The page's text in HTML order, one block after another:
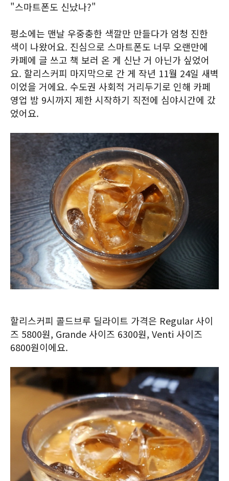
"스마트폰도 신났나?"
평소에는 맨날 우중충한 색깔만 만들다가 엄청 진한
색이 나왔어요. 진심으로 스마트폰도 너무 오랜만에
카페에 글 쓰고 책 보러 온 게 신난 거 아닌가 싶었어
요. 할리스커피 마지막으로 간 게 작년 11월 24일 새벽
이었을 거에요. 수도권 사회적 거리두기로 인해 카페
영업 밤 9시까지 제한 시작하기 직전에 심야시간에 갔
었어요.
할리스커피 콜드브루 딜라이트 가격은 Regular 사이
즈 5800원, Grande 사이즈 6300원, Venti 사이즈
6800원이에요.